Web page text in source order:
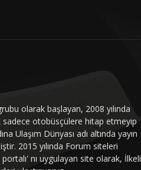
olarak başlayan, 2008 yılında
otobüsçülere hitap etmeyip
Ulaşım Dünyası adı altında yayın
2015 yılında Forum siteleri
nı uygulayan site olarak, İlkeli